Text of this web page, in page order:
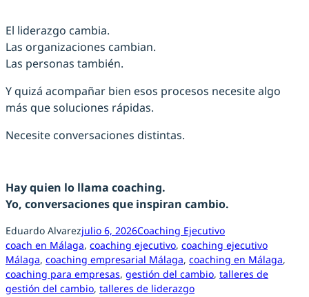
El liderazgo cambia.
Las organizaciones cambian.
Las personas también.
Y quizá acompañar bien esos procesos necesite algo
más que soluciones rápidas.
Necesite conversaciones distintas.
Hay quien lo llama coaching.
Yo, conversaciones que inspiran cambio.
Eduardo Alvarezjulio 6, 2026Coaching Ejecutivo
coach en Málaga, coaching ejecutivo, coaching ejecutivo
Málaga, coaching empresarial Málaga, coaching en Málaga
coaching para empresas, gestión del cambio, talleres de
gestión del cambio, talleres de liderazgo